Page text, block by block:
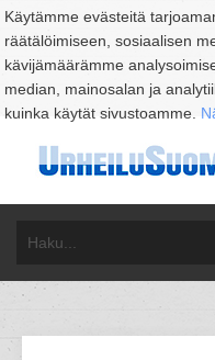
Käytämme evästeitä
räätälöimiseen, sosiaalisen
kävijämäärämme
median, mainosalan ja
kuinka käytät sivustoamme.